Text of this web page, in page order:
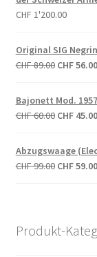
CHF 1'200.00
Original SIG
CHF89.00
war:
CHF 89.00
CHF56.00
Bajonett Mod.
CHF60.00
CHF 60.00
CHF45.00
Abzugswaage
CHF99.00 CHF59.00
Produkt-